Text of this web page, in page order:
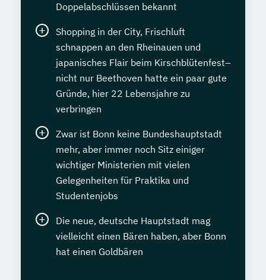
Doppelabschlüssen bekannt
Shopping in der City, Frischluft
schnappen an den Rheinauen und
japanisches Flair beim Kirschblütenfest–
nicht nur Beethoven hatte ein paar gute
Gründe, hier 22 Lebensjahre zu
verbringen
Zwar ist Bonn keine Bundeshauptstadt
mehr, aber immer noch Sitz einiger
wichtiger Ministerien mit vielen
Gelegenheiten für Praktika und
Studentenjobs
Die neue, deutsche Hauptstadt mag
vielleicht einen Bären haben, aber Bonn
hat einen Goldbären